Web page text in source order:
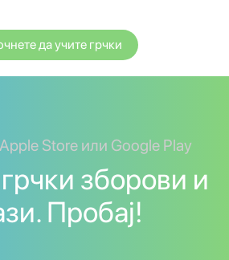
да учите грчки
Store или Google Play
зборови и
Пробај!